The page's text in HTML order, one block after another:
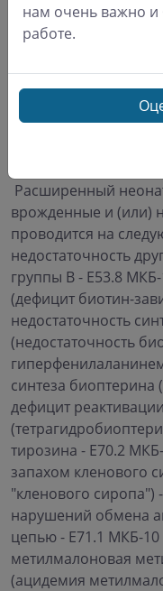
половая система, а
будущем – человек
восстанавливает
проявления болезни.
С 2024 года в нашей
Расширенный
врожденные и (или)
проводится на
недостаточность
группы В - Е53.8
(дефицит биотин-
недостаточность
(недостаточность
синтеза биоптерина
дефицит
тирозина - Е70.2
запахом кленового
"кленового сиропа")
нарушений обмена
цепью - Е71.1 МКБ-
метилмалоновая
(ацидемия
нам очень важно и
работе.